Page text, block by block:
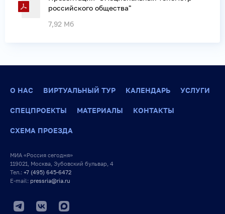
российского общества"
7,92 Мб
О НАС ВИРТУАЛЬНЫЙ ТУР КАЛЕНДАРЬ УСЛУГИ
СПЕЦПРОЕКТЫ МАТЕРИАЛЫ КОНТАКТЫ
СХЕМА ПРОЕЗДА
МИА «Россия сегодня»
119021, Москва, Зубовский бульвар, 4
Тел.: +7 (495) 645-6472
E-mail: pressria@ria.ru